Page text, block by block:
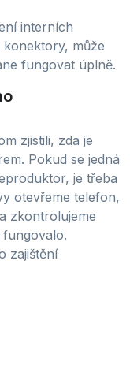
interních
může
fungovat úplně.
zjistili, zda je
Pokud se jedná
je třeba
otevřeme telefon,
zkontrolujeme
zajištění